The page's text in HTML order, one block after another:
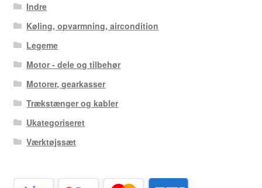
Indre
Køling, opvarmning, aircondition
Legeme
Motor - dele og tilbehør
Motorer, gearkasser
Trækstænger og kabler
Ukategoriseret
Værktøjssæt